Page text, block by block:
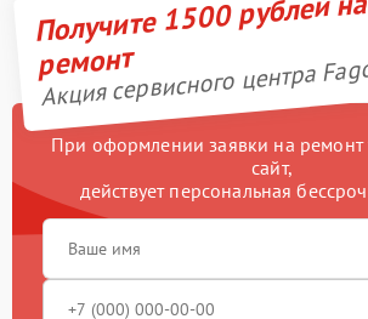
Получите 1500 рублей на
ремонт
Акция сервисного центра
При оформлении заявки на ремонт
сайт,
действует персональная